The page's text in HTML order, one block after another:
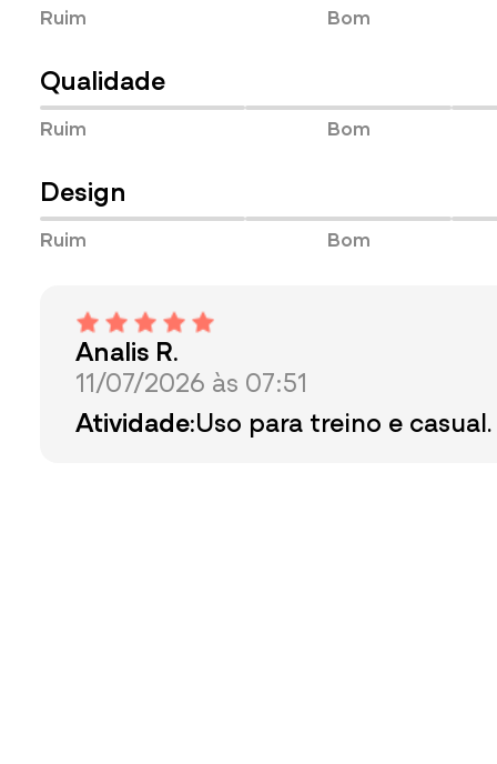
Ruim Bom
Qualidade
Ruim Bom
Design
Ruim Bom
Analis R.
11/07/2026 às 07:51
Atividade:Uso para treino e casual.